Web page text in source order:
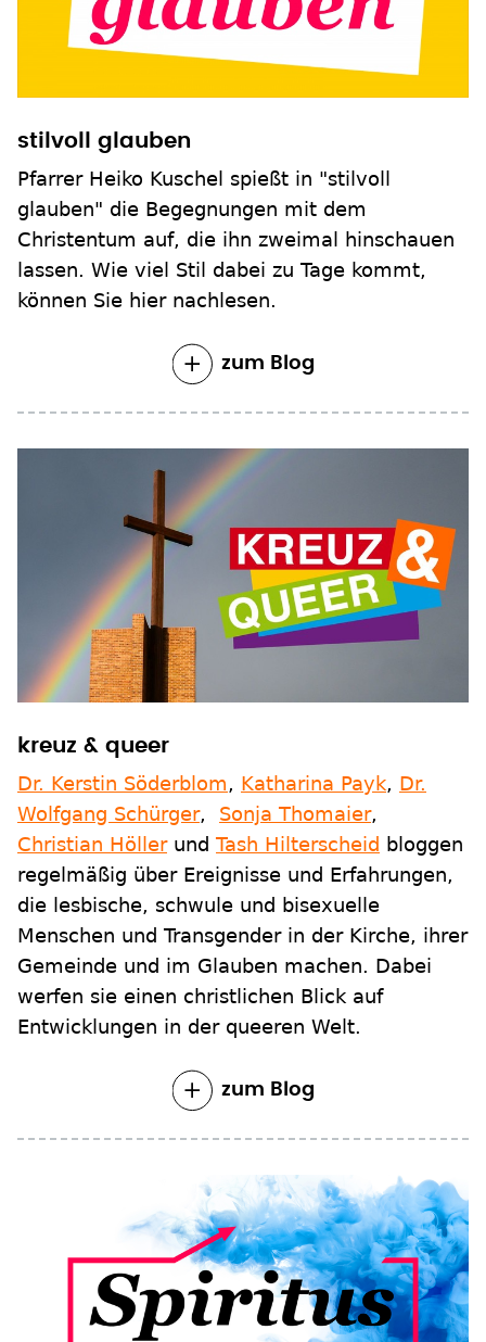
stilvoll glauben
Pfarrer Heiko Kuschel spießt in "stilvoll
glauben" die Begegnungen mit dem
Christentum auf, die ihn zweimal hinschauen
lassen. Wie viel Stil dabei zu Tage kommt,
können Sie hier nachlesen.
zum Blog
kreuz & queer
Dr. Kerstin Söderblom, Katharina Payk, Dr.
Wolfgang Schürger, Sonja Thomaier,
Christian Höllerund Tash Hilterscheid bloggen
regelmäßig über Ereignisse und Erfahrungen,
die lesbische, schwule und bisexuelle
Menschen und Transgender in der Kirche, ihrer
Gemeinde und im Glauben machen. Dabei
werfen sie einen christlichen Blick auf
Entwicklungen in der queeren Welt.
zum Blog